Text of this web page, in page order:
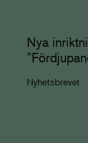
Nya
Nyhetsbrevet